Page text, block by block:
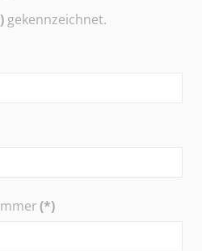
gekennzeichnet.
(*)